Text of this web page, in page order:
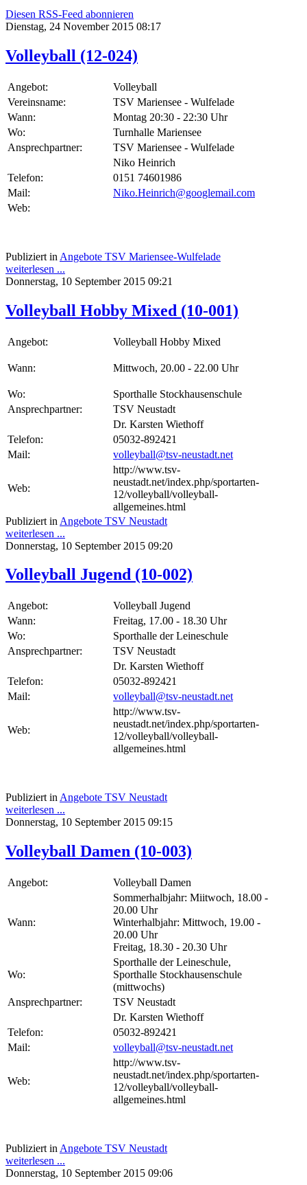
Diesen RSS-Feed abonnieren
Dienstag, 24 November 2015 08:17
Volleyball (12-024)
Angebot:
Volleyball
Vereinsname:
TSV Mariensee - Wulfelade
Wann:
Montag 20:30 - 22:30 Uhr
Wo:
Turnhalle Mariensee
Ansprechpartner:
TSV Mariensee - Wulfelade
Niko Heinrich
Telefon:
0151 74601986
Mail:
Niko.Heinrich@googlemail.com
Web:
Publiziert in Angebote TSV Mariensee-Wulfelade
weiterlesen ...
Donnerstag, 10 September 2015 09:21
Volleyball Hobby Mixed (10-001)
Angebot: Volleyball Hobby Mixed
Wann: Mittwoch, 20.00 - 22.00 Uhr
Wo:
Sporthalle Stockhausenschule
Ansprechpartner:
TSV Neustadt
Dr. Karsten Wiethoff
Telefon:
05032-892421
Mail:
volleyball@tsv-neustadt.net
Web:
http://www.tsv-
neustadt.net/index.php/sportarten-
12/volleyball/volleyball-
allgemeines.html
Publiziert in Angebote TSV Neustadt
weiterlesen ...
Donnerstag, 10 September 2015 09:20
Volleyball Jugend (10-002)
Angebot:
Volleyball Jugend
Wann:
Freitag, 17.00 - 18.30 Uhr
Wo:
Sporthalle der Leineschule
Ansprechpartner:
TSV Neustadt
Dr. Karsten Wiethoff
Telefon:
05032-892421
Mail:
volleyball@tsv-neustadt.net
Web:
http://www.tsv-
neustadt.net/index.php/sportarten-
12/volleyball/volleyball-
allgemeines.html
Publiziert in Angebote TSV Neustadt
weiterlesen ...
Donnerstag, 10 September 2015 09:15
Volleyball Damen (10-003)
Angebot: Volleyball Damen
Wann:
Sommerhalbjahr: Miitwoch, 18.00 -
20.00 Uhr
Winterhalbjahr: Mittwoch, 19.00 -
20.00 Uhr
Freitag, 18.30 - 20.30 Uhr
Wo:
Sporthalle der Leineschule,
Sporthalle Stockhausenschule
(mittwochs)
Ansprechpartner:
TSV Neustadt
Dr. Karsten Wiethoff
Telefon:
05032-892421
Mail:
volleyball@tsv-neustadt.net
Web:
http://www.tsv-
neustadt.net/index.php/sportarten-
12/volleyball/volleyball-
allgemeines.html
Publiziert in Angebote TSV Neustadt
weiterlesen ...
Donnerstag, 10 September 2015 09:06